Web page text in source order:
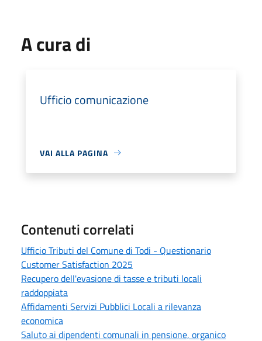
A cura di
Ufficio comunicazione
VAI ALLA PAGINA
Contenuti correlati
Ufficio Tributi del Comune di Todi - Questionario
Customer Satisfaction 2025
Recupero dell'evasione di tasse e tributi locali
raddoppiata
Affidamenti Servizi Pubblici Locali a rilevanza
economica
Saluto ai dipendenti comunali in pensione, organico